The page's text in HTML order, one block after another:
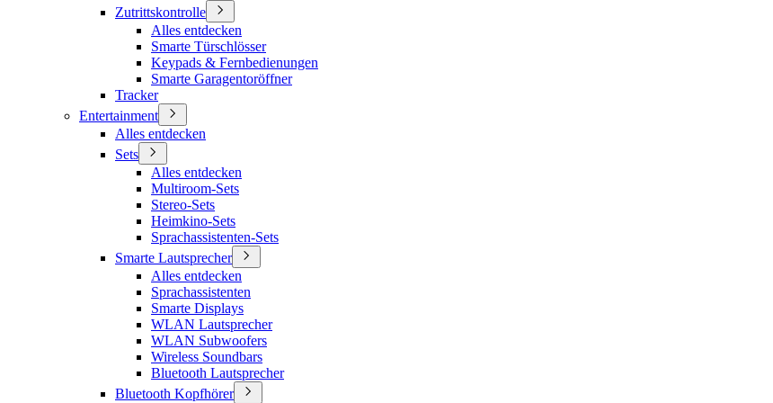
Zutrittskontrolle
Alles entdecken
Smarte Türschlösser
Keypads & Fernbedienungen
Smarte Garagentoröffner
Tracker
Entertainment
Alles entdecken
Sets
Alles entdecken
Multiroom-Sets
Stereo-Sets
Heimkino-Sets
Sprachassistenten-Sets
Smarte Lautsprecher
Alles entdecken
Sprachassistenten
Smarte Displays
WLAN Lautsprecher
WLAN Subwoofers
Wireless Soundbars
Bluetooth Lautsprecher
Bluetooth Kopfhörer